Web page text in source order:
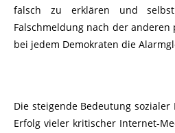
falsch zu erklären und
Falschmeldung nach der
bei jedem Demokraten die
Die steigende Bedeutung
Erfolg vieler kritischer Internet-